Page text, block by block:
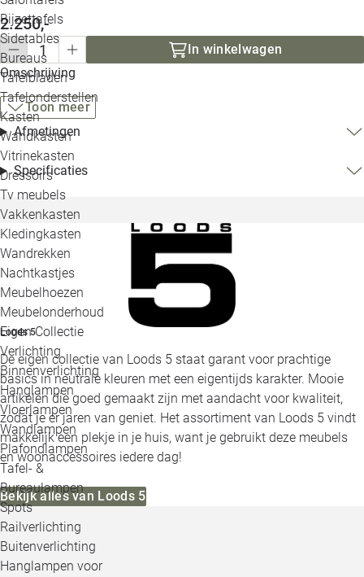
Bijzettafels
Sidetables
Bureaus
Tafelbladen
Tafelonderstellen
Kasten
Wandkasten
Vitrinekasten
Dressoirs
Tv meubels
Vakkenkasten
Kledingkasten
Wandrekken
Nachtkastjes
Meubelhoezen
Meubelonderhoud
Eigen Collectie
Verlichting
Binnenverlichting
Hanglampen
Vloerlampen
Wandlampen
Plafondlampen
Tafel- &
Bureaulampen
Spots
Railverlichting
Buitenverlichting
Hanglampen voor
2.250,-
In winkelwagen
Omschrijving
Toon meer
Afmetingen
Specificaties
Loods 5
De eigen collectie van Loods 5 staat garant voor prachtige
basics in neutrale kleuren met een eigentijds karakter. Mooie
artikelen die goed gemaakt zijn met aandacht voor kwaliteit,
zodat je er jaren van geniet. Het assortiment van Loods 5 vindt
makkelijk een plekje in je huis, want je gebruikt deze meubels
en woonaccessoires iedere dag!
Bekijk alles van Loods 5